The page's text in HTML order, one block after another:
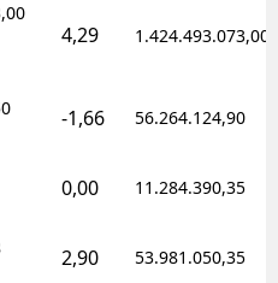
4,29 1.424.493.073,00
-1,66 56.264.124,90
0,00 11.284.390,35
2,90 53.981.050,35